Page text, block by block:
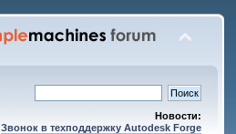
Новости:
Звонок в техподдержку Autodesk Forge